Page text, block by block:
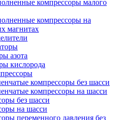
компрессоры малого
компрессоры на
магнитах
азота
кислорода
компрессоры без шасси
компрессоры на шасси
без шасси
на шасси
переменного давления без